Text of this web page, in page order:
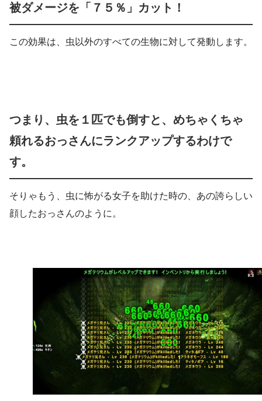
被ダメージを「７５％」カット！
この効果は、虫以外のすべての生物に対して発動します。
つまり、虫を１匹でも倒すと、めちゃくちゃ
頼れるおっさんにランクアップするわけで
す。
そりゃもう、虫に怖がる女子を助けた時の、あの誇らしい
顔したおっさんのように。